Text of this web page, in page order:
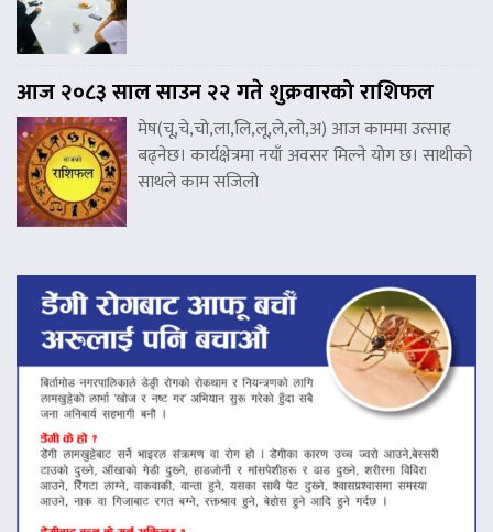
आज २०८३ साल साउन २२ गते शुक्रवारको राशिफल
मेष(चू,चे,चो,ला,लि,लू,ले,लो,अ) आज काममा उत्साह
बढ्नेछ। कार्यक्षेत्रमा नयाँ अवसर मिल्ने योग छ। साथीको
साथले काम सजिलो